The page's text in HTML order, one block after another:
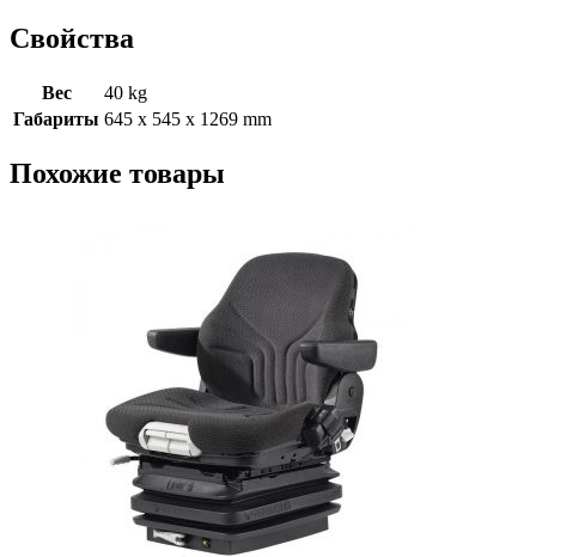
Свойства
Вес
40 kg
Габариты 645 x 545 x 1269 mm
Похожие товары